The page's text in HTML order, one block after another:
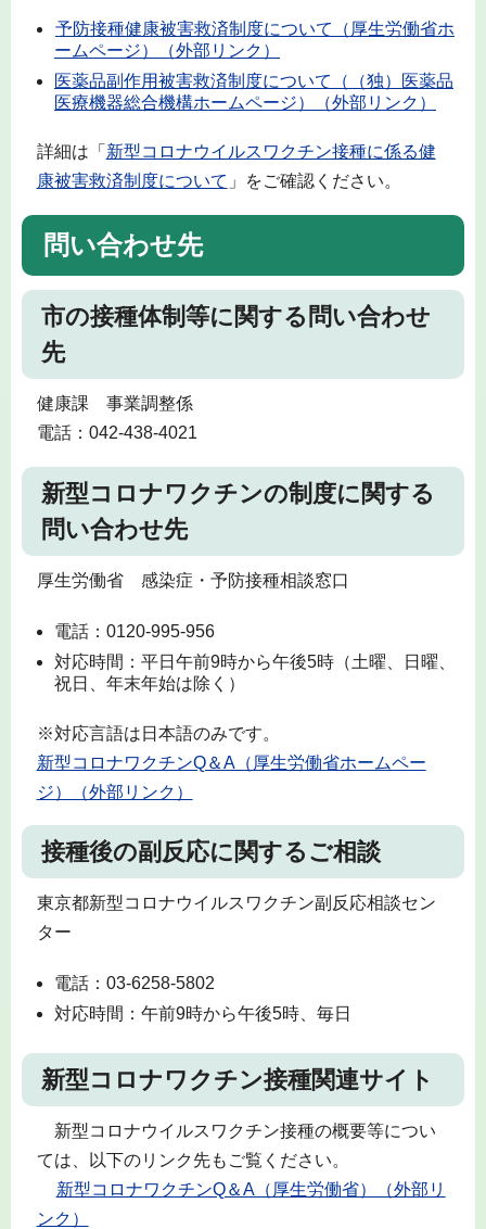
予防接種健康被害救済制度について（厚生労働省ホ
ームページ）（外部リンク）
医薬品副作用被害救済制度について（（独）医薬品
医療機器総合機構ホームページ）（外部リンク）
詳細は「 新型コロナウイルスワクチン接種に係る健
康被害救済制度について 」をご確認ください。
問い合わせ先
市の接種体制等に関する問い合わせ
先
健康課 事業調整係
電話：042-438-4021
新型コロナワクチンの制度に関する
問い合わせ先
厚生労働省 感染症・予防接種相談窓口
電話：0120-995-956
対応時間：平日午前9時から午後5時（土曜、日曜、
祝日、年末年始は除く）
※対応言語は日本語のみです。
新型コロナワクチンQ＆A（厚生労働省ホームペー
ジ）（外部リンク）
接種後の副反応に関するご相談
東京都新型コロナウイルスワクチン副反応相談セン
ター
電話：03-6258-5802
対応時間：午前9時から午後5時、毎日
新型コロナワクチン接種関連サイト
新型コロナウイルスワクチン接種の概要等につい
ては、以下のリンク先もご覧ください。
新型コロナワクチンQ＆A（厚生労働省）（外部リ
ンク）